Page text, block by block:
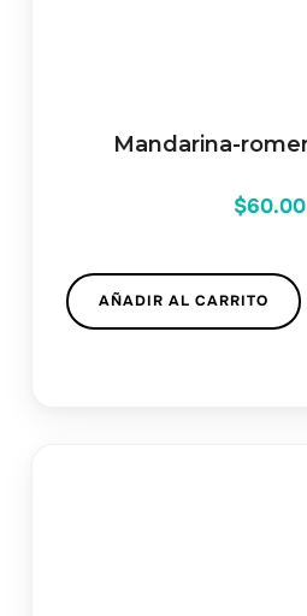
Mandarina-
$60.00
AÑADIR AL CARRITO